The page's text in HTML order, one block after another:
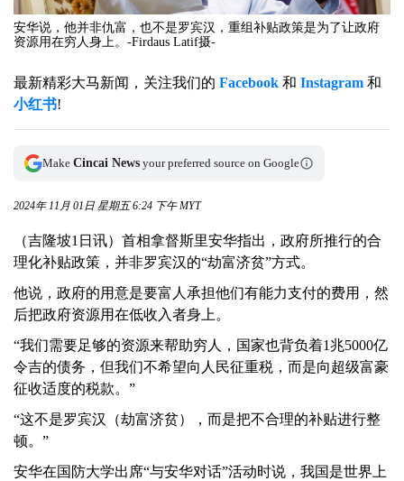
安华说，他并非仇富，也不是罗宾汉，重组补贴政策是为了让政府
资源用在穷人身上。-Firdaus Latif摄-
最新精彩大马新闻，关注我们的 Facebook 和 Instagram 和
小红书!
Make Cincai News your preferred source on Google
2024年 11月 01日 星期五 6:24 下午 MYT
（吉隆坡1日讯）首相拿督斯里安华指出，政府所推行的合
理化补贴政策，并非罗宾汉的“劫富济贫”方式。
他说，政府的用意是要富人承担他们有能力支付的费用，然
后把政府资源用在低收入者身上。
“我们需要足够的资源来帮助穷人，国家也背负着1兆5000亿
令吉的债务，但我们不希望向人民征重税，而是向超级富豪
征收适度的税款。”
“这不是罗宾汉（劫富济贫），而是把不合理的补贴进行整
顿。”
安华在国防大学出席“与安华对话”活动时说，我国是世界上